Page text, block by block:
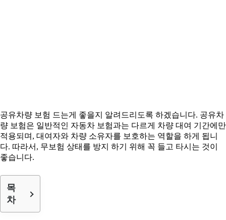
공유차량 보험 드는게 좋을지 알려드리도록 하겠습니다. 공유차
량 보험은 일반적인 자동차 보험과는 다르게 차량 대여 기간에만
적용되며, 대여자와 차량 소유자를 보호하는 역할을 하게 됩니
다. 따라서, 무보험 상태를 방지 하기 위해 꼭 들고 타시는 것이
좋습니다.
목
차